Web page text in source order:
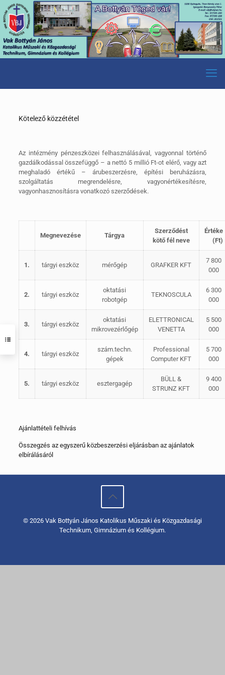
Kötelező közzététel
Az intézmény pénzeszközei felhasználásával, vagyonnal történő
gazdálkodással összefüggő – a nettó 5 millió Ft-ot elérő, vagy azt
meghaladó értékű – árubeszerzésre, építési beruházásra,
szolgáltatás megrendelésre, vagyonértékesítésre,
vagyonhasznosításra vonatkozó szerződések.
Megnevezése Tárgya
Szerződést
kötő fél neve
Értéke
(Ft)
1. tárgyi eszköz mérőgép GRAFKER KFT
7 800
000
2. tárgyi eszköz
oktatási
robotgép
TEKNOSCULA
6 300
000
3. tárgyi eszköz
oktatási
mikrovezérlőgép
ELETTRONICAL
VENETTA
5 500
000
4. tárgyi eszköz
szám.techn.
gépek
Professional
Computer KFT
5 700
000
5. tárgyi eszköz esztergagép
BÜLL &
STRUNZ KFT
9 400
000
Ajánlattételi felhívás
Összegzés az egyszerű közbeszerzési eljárásban az ajánlatok
elbírálásáról
© 2026 Vak Bottyán János Katolikus Műszaki és Közgazdasági
Technikum, Gimnázium és Kollégium.